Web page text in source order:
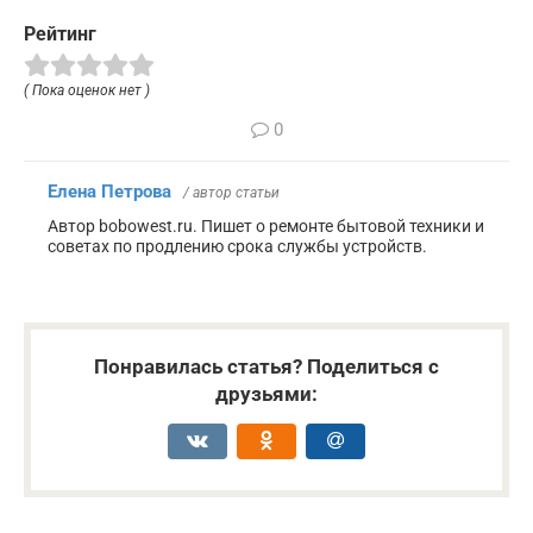
Рейтинг
( Пока оценок нет )
0
Елена Петрова / автор статьи
Автор bobowest.ru. Пишет о ремонте бытовой техники и
советах по продлению срока службы устройств.
Понравилась статья? Поделиться с
друзьями: